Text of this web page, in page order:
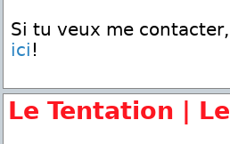
Si tu veux me
ici !
Le Tentation |